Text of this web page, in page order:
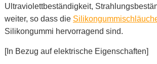
Ultraviolettbeständigkeit,
weiter, so dass die
Silikongummi hervorragend sind.
[In Bezug auf elektrische Eigenschaften]